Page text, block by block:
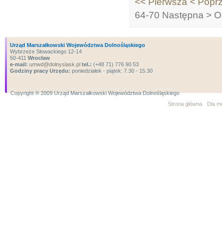
64-70 Następna >
Urząd Marszałkowski Województwa Dolnośląskiego
Wybrzeże Słowackiego 12-14
50-411 Wrocław
e-mail: umwd@dolnyslask.pl tel.: (+48 71) 776 90 53
Godziny pracy Urzędu: poniedziałek - piątek: 7.30 - 15.30
Copyright ® 2009 Urząd Marszałkowski Województwa Dolnośląskiego
Strona główna
Dla